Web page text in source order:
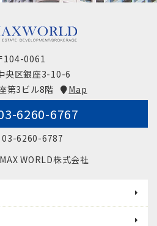
104-0061
央区銀座3-10-6
第3ビル8階
Map
6260-6767
03-6260-6787
WORLD株式会社